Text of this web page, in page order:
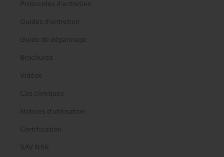
Protocoles d'entretien
Guides d'entretien
Guide de dépannage
Brochures
Vidéos
Cas cliniques
Notices d'utilisation
Certification
SAV NSK